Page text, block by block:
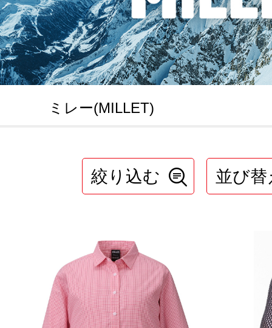
ミレー(MILLET)
絞り込む 並び替